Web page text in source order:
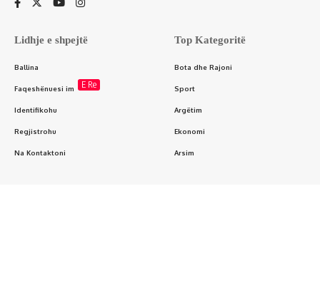
Lidhje e shpejtë
Ballina
Faqeshënuesi im E Re
Identifikohu
Regjistrohu
Na Kontaktoni
Top Kategoritë
Bota dhe Rajoni
Sport
Argëtim
Ekonomi
Arsim